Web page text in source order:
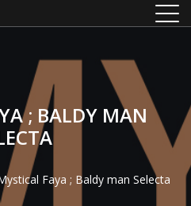
; BALDY MAN
Faya ; Baldy man Selecta